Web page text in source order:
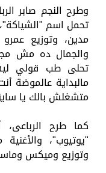
وطرح النجم صابر
تحمل اسم
مدين، وتوزيع
والجمال ده مش
تحلى طب قولي
مالبداية عالموضة
متشغلش بالك يا
كما طرح
"يوتيوب"،
وتوزيع وميكس